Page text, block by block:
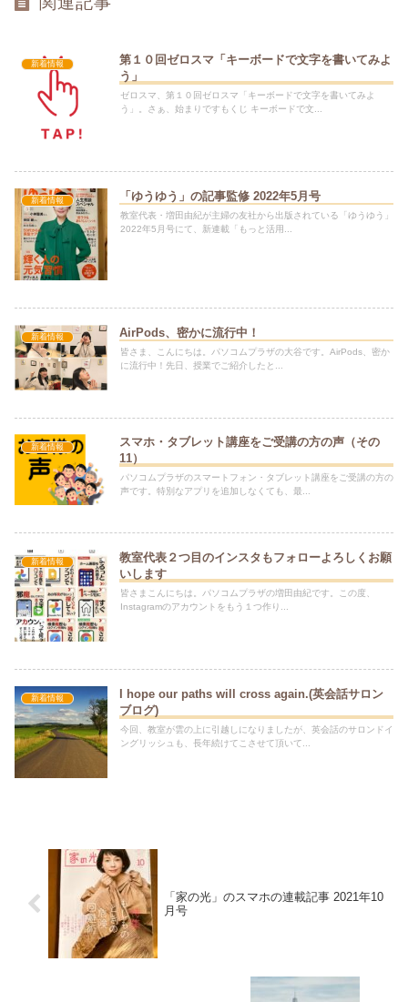
新着情報
第１０回ゼロスマ「キーボードで文字を書いてみよ
う」
ゼロスマ、第１０回ゼロスマ「キーボードで文字を書いてみよ
う」。さぁ、始まりですもくじ キーボードで文...
新着情報 「ゆうゆう」の記事監修 2022年5月号
教室代表・増田由紀が主婦の友社から出版されている「ゆうゆう」
2022年5月号にて、新連載「もっと活用...
新着情報 AirPods、密かに流行中！
皆さま、こんにちは。パソコムプラザの大谷です。AirPods、密か
に流行中！先日、授業でご紹介したと...
新着情報
スマホ・タブレット講座をご受講の方の声（その
11）
パソコムプラザのスマートフォン・タブレット講座をご受講の方の
声です。特別なアプリを追加しなくても、最...
新着情報
教室代表２つ目のインスタもフォローよろしくお願
いします
皆さまこんにちは。パソコムプラザの増田由紀です。この度、
Instagramのアカウントをもう１つ作り...
新着情報
I hope our paths will cross again.(英会話サロン
ブログ)
今回、教室が雲の上に引越しになりましたが、英会話のサロンドイ
ングリッシュも、長年続けてこさせて頂いて...
「家の光」のスマホの連載記事 2021年10
月号